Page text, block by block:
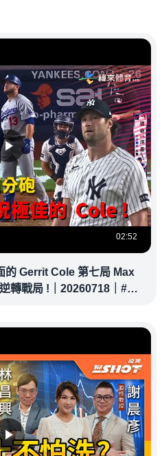
02:52
的 Gerrit Cole 第七局 Max
轉戰局 !｜20260718｜#洛